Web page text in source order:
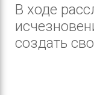
В ходе
создать